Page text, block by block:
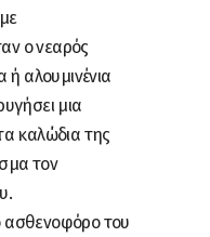
ο νεαρός
ή αλουμινένια
μια
καλώδια της
τον
του